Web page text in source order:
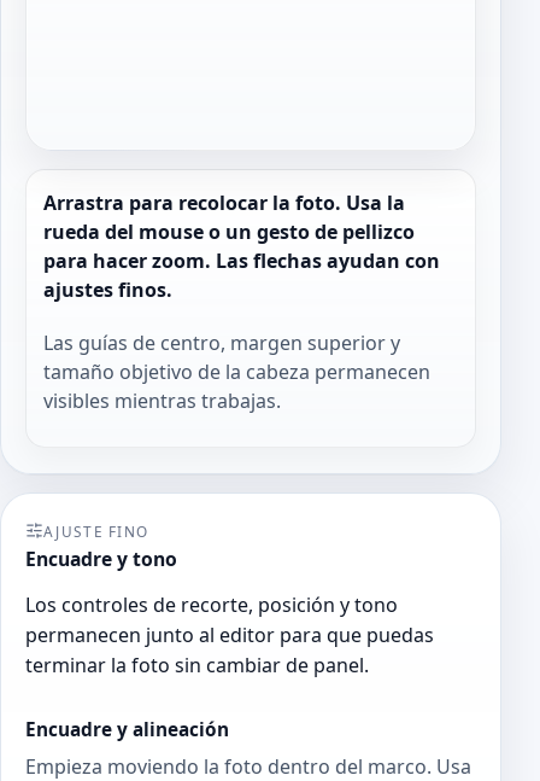
Arrastra para recolocar la foto. Usa la
rueda del mouse o un gesto de pellizco
para hacer zoom. Las flechas ayudan con
ajustes finos.
Las guías de centro, margen superior y
tamaño objetivo de la cabeza permanecen
visibles mientras trabajas.
AJUSTE FINO
Encuadre y tono
Los controles de recorte, posición y tono
permanecen junto al editor para que puedas
terminar la foto sin cambiar de panel.
Encuadre y alineación
Empieza moviendo la foto dentro del marco. Usa